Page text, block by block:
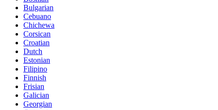
Bulgarian
Cebuano
Chichewa
Corsican
Croatian
Dutch
Estonian
Filipino
Finnish
Frisian
Galician
Georgian